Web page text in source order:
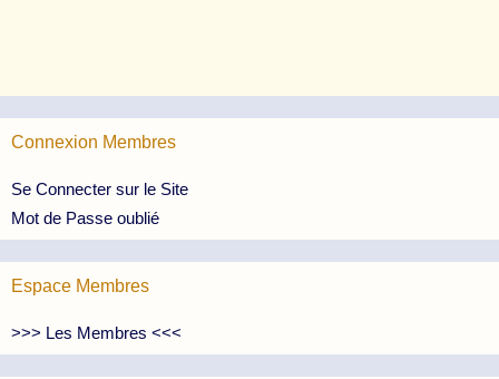
Connexion Membres
Se Connecter sur le Site
Mot de Passe oublié
Espace Membres
>>> Les Membres <<<